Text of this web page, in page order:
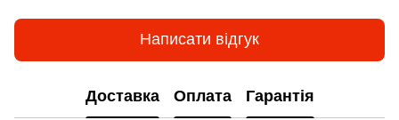
Написати відгук
Доставка Оплата Гарантія